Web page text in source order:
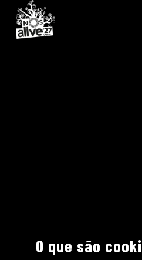
O que são